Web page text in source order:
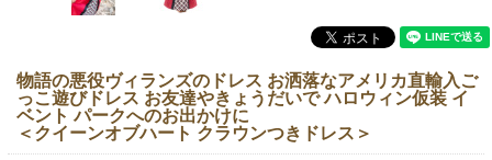
物語の悪役ヴィランズのドレス お洒落なアメリカ直輸入ご
っこ遊びドレス お友達やきょうだいで ハロウィン仮装 イ
ベント パークへのお出かけに
＜クイーンオブハート クラウンつきドレス＞
0120-221-040
電話受付時間：月～金10:00~16:00 ※祝日除く